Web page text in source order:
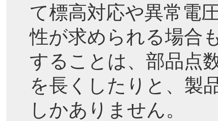
て標高対応や異常電
性が求められる場合
することは、部品点
を長くしたりと、製
しかありません。